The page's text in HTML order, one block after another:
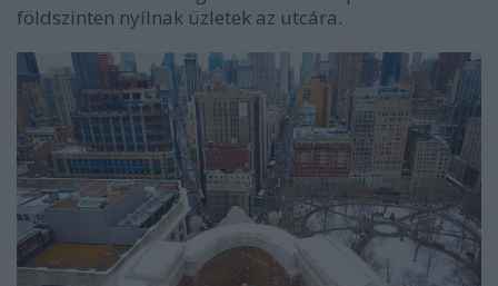
földszinten nyílnak üzletek az utcára.